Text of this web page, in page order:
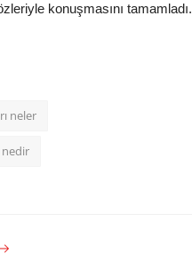
konuşmasını tamamladı.
neler